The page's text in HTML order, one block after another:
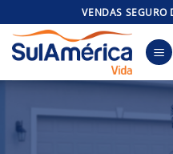
to
content
VENDAS SEGURO